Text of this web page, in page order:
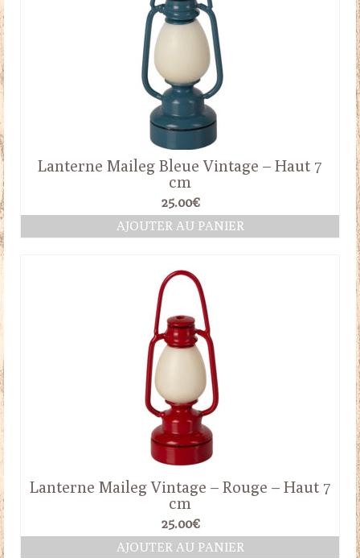
Lanterne Maileg Bleue Vintage – Haut 7
cm
25.00€
AJOUTER AU PANIER
Lanterne Maileg Vintage – Rouge – Haut 7
cm
25.00€
AJOUTER AU PANIER